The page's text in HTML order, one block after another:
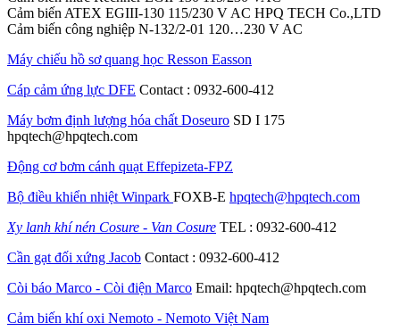
Cảm biến ATEX EGIII-130 115/230 V AC HPQ TECH Co.,LTD
Cảm biến công nghiệp N-132/2-01 120…230 V AC
Máy chiếu hồ sơ quang học Resson Easson
Cáp cảm ứng lực DFE Contact : 0932-600-412
Máy bơm định lượng hóa chất Doseuro SD I 175
hpqtech@hpqtech.com
Động cơ bơm cánh quạt Effepizeta-FPZ
Bộ điều khiển nhiệt Winpark FOXB-E hpqtech@hpqtech.com
Xy lanh khí nén Cosure - Van Cosure TEL : 0932-600-412
Cần gạt đối xứng Jacob Contact : 0932-600-412
Còi báo Marco - Còi điện Marco Email: hpqtech@hpqtech.com
Cảm biến khí oxi Nemoto - Nemoto Việt Nam